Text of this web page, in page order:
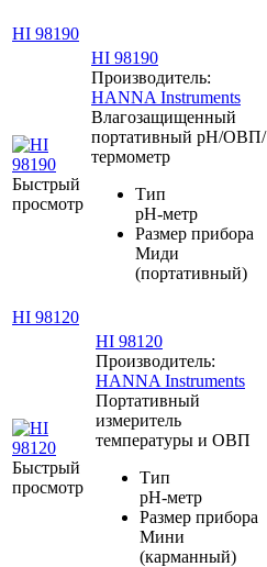
HI 98190
Быстрый
просмотр
HI 98190
Производитель:
HANNA Instruments
Влагозащищенный
портативный pH/ОВП/
термометр
Тип
pH-метр
Размер прибора
Миди
(портативный)
HI 98120
Быстрый
просмотр
HI 98120
Производитель:
HANNA Instruments
Портативный
измеритель
температуры и ОВП
Тип
pH-метр
Размер прибора
Мини
(карманный)